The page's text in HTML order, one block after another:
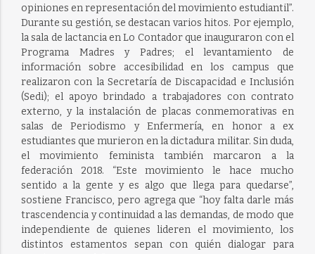
opiniones en representación del movimiento estudiantil”.
Durante su gestión, se destacan varios hitos. Por ejemplo,
la sala de lactancia en Lo Contador que inauguraron con el
Programa Madres y Padres; el levantamiento de
información sobre accesibilidad en los campus que
realizaron con la Secretaría de Discapacidad e Inclusión
(Sedi); el apoyo brindado a trabajadores con contrato
externo, y la instalación de placas conmemorativas en
salas de Periodismo y Enfermería, en honor a ex
estudiantes que murieron en la dictadura militar. Sin duda,
el movimiento feminista también marcaron a la
federación 2018. “Este movimiento le hace mucho
sentido a la gente y es algo que llega para quedarse”,
sostiene Francisco, pero agrega que “hoy falta darle más
trascendencia y continuidad a las demandas, de modo que
independiente de quienes lideren el movimiento, los
distintos estamentos sepan con quién dialogar para